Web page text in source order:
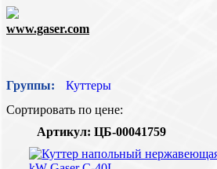
www.gaser.com
Группы:
Куттеры
Сортировать по цене:
Артикул: ЦБ-00041759